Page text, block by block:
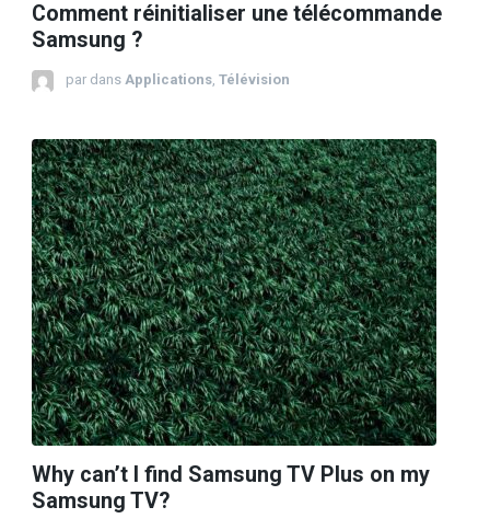
Comment réinitialiser une télécommande
Samsung ?
par dans Applications, Télévision
Why can’t I find Samsung TV Plus on my
Samsung TV?